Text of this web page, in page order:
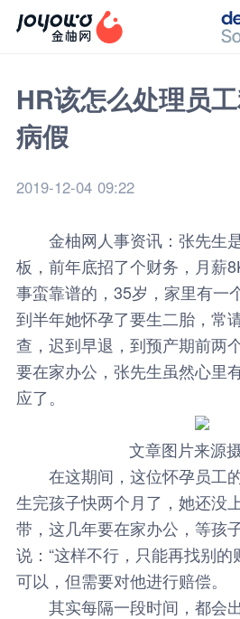
HR该怎么处理员
病假
2019-12-04 09:22
金柚网 人事资讯：张先生
板，前年底招了个财务，月薪
事蛮靠谱的，35岁，家里有一
到半年她怀孕了要生二胎，常
查，迟到早退，到预产期前两
要在家办公，张先生虽然心里
应了。
文章图片来源
在这期间，这位怀孕员工
生完孩子快两个月了，她还没
带，这几年要在家办公，等孩
说：“这样不行，只能再找别的
可以，但需要对他进行赔偿。
其实每隔一段时间，都会